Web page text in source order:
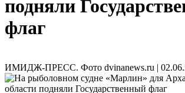
подняли
флаг
ИМИДЖ-ПРЕСС. Фото dvinanews.ru |